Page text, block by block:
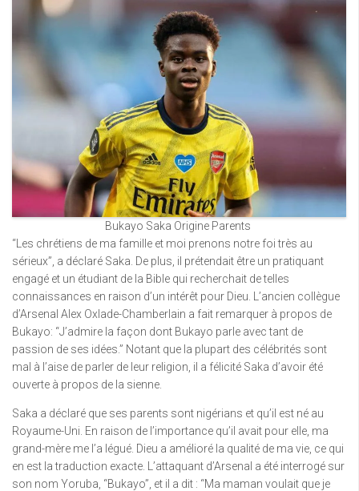
Bukayo Saka Origine Parents
“Les chrétiens de ma famille et moi prenons notre foi très au
sérieux”, a déclaré Saka. De plus, il prétendait être un pratiquant
engagé et un étudiant de la Bible qui recherchait de telles
connaissances en raison d’un intérêt pour Dieu. L’ancien collègue
d’Arsenal Alex Oxlade-Chamberlain a fait remarquer à propos de
Bukayo: “J’admire la façon dont Bukayo parle avec tant de
passion de ses idées.” Notant que la plupart des célébrités sont
mal à l’aise de parler de leur religion, il a félicité Saka d’avoir été
ouverte à propos de la sienne.
Saka a déclaré que ses parents sont nigérians et qu’il est né au
Royaume-Uni. En raison de l’importance qu’il avait pour elle, ma
grand-mère me l’a légué. Dieu a amélioré la qualité de ma vie, ce qui
en est la traduction exacte. L’attaquant d’Arsenal a été interrogé sur
son nom Yoruba, “Bukayo”, et il a dit : “Ma maman voulait que je